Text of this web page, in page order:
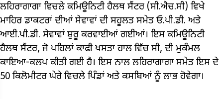
ਲਹਿਰਾਗਾਗਾ ਵਿਚਲੇ ਕਮਿਊਨਿਟੀ ਹੈਲਥ ਸੈਂਟਰ (ਸੀ.ਐਚ.ਸੀ) ਵਿਖੇ
ਮਾਹਿਰ ਡਾਕਟਰਾਂ ਦੀਆਂ ਸੇਵਾਵਾਂ ਦੀ ਸਹੂਲਤ ਸਮੇਤ ਓ.ਪੀ.ਡੀ. ਅਤੇ
ਆਈ.ਪੀ.ਡੀ. ਸੇਵਾਵਾਂ ਸ਼ੁਰੂ ਕਰਵਾਈਆਂ ਗਈਆਂ। ਇਸ ਕਮਿਊਨਿਟੀ
ਹੈਲਥ ਸੈਂਟਰ, ਜੋ ਪਹਿਲਾਂ ਕਾਫੀ ਖਸਤਾ ਹਾਲ ਵਿੱਚ ਸੀ, ਦੀ ਮੁਕੰਮਲ
ਕਾਇਆ-ਕਲਪ ਕੀਤੀ ਗਈ ਹੈ। ਇਸ ਨਾਲ ਲਹਿਰਾਗਾਗਾ ਸਮੇਤ ਇਸ ਦੇ
50 ਕਿਲੋਮੀਟਰ ਘੇਰੇ ਵਿਚਲੇ ਪਿੰਡਾਂ ਅਤੇ ਕਸਬਿਆਂ ਨੂੰ ਲਾਭ ਹੋਵੇਗਾ।